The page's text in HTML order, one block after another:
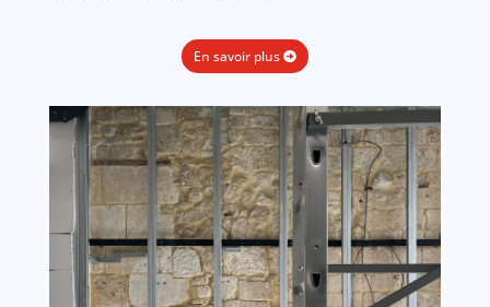
En savoir plus